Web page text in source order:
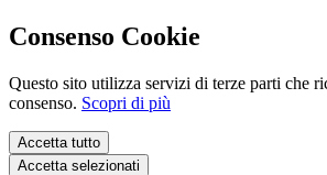
Consenso Cookie
Questo sito utilizza servizi di terze parti che
consenso. Scopri di più
Accetta tutto
Accetta selezionati